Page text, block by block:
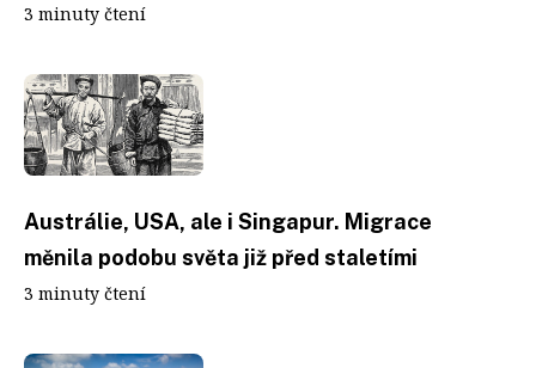
3 minuty čtení
Austrálie, USA, ale i Singapur. Migrace
měnila podobu světa již před staletími
3 minuty čtení